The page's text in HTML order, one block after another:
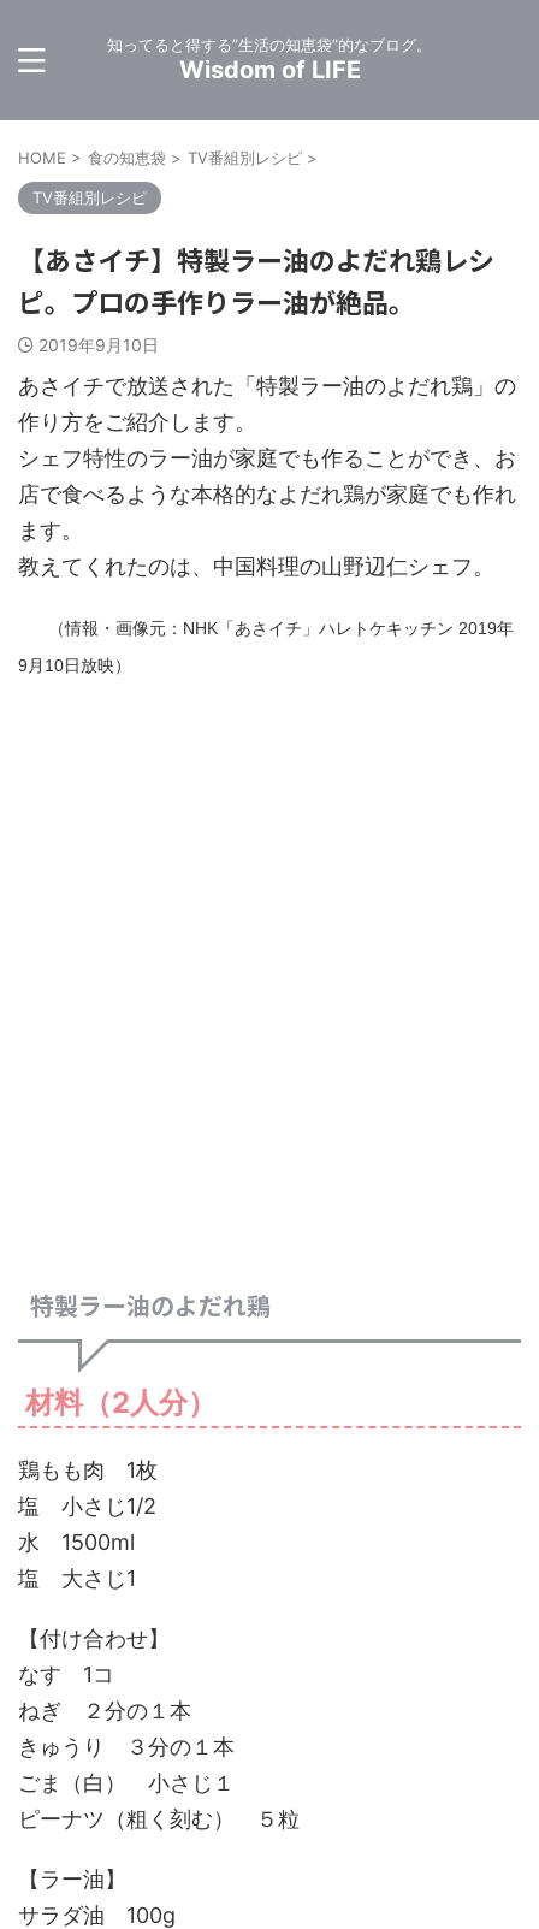
知ってると得する”生活の知恵袋”的なブログ。
Wisdom of LIFE
HOME > 食の知恵袋 > TV番組別レシピ >
TV番組別レシピ
【あさイチ】特製ラー油のよだれ鶏レシ
ピ。プロの手作りラー油が絶品。
2019年9月10日
あさイチで放送された「特製ラー油のよだれ鶏」の
作り方をご紹介します。
シェフ特性のラー油が家庭でも作ることができ、お
店で食べるような本格的なよだれ鶏が家庭でも作れ
ます。
教えてくれたのは、中国料理の山野辺仁シェフ。
（情報・画像元：NHK「あさイチ」ハレトケキッチン 2019年
9月10日放映）
特製ラー油のよだれ鶏
材料（2人分）
鶏もも肉 1枚
塩 小さじ1/2
水 1500ml
塩 大さじ1
【付け合わせ】
なす 1コ
ねぎ ２分の１本
きゅうり ３分の１本
ごま（白） 小さじ１
ピーナツ（粗く刻む） ５粒
【ラー油】
サラダ油 100g